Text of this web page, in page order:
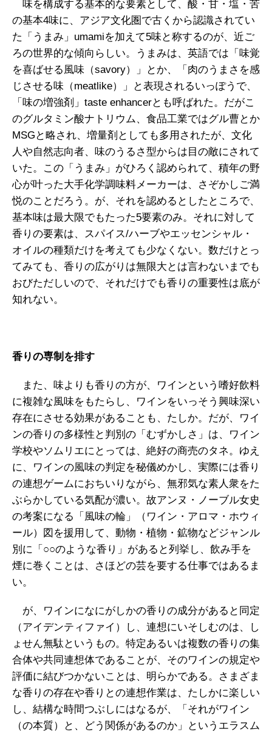
味を構成する基本的な要素として、酸・甘・塩・苦
の基本4味に、アジア文化圏で古くから認識されてい
た「うまみ」umamiを加えて5味と称するのが、近ご
ろの世界的な傾向らしい。うまみは、英語では「味覚
を喜ばせる風味（savory）」とか、「肉のうまさを感
じさせる味（meatlike）」と表現されるいっぽうで、
「味の増強剤」taste enhancerとも呼ばれた。だがこ
のグルタミン酸ナトリウム、食品工業ではグル曹とか
MSGと略され、増量剤としても多用されたが、文化
人や自然志向者、味のうるさ型からは目の敵にされて
いた。この「うまみ」がひろく認められて、積年の野
心が叶った大手化学調味料メーカーは、さぞかしご満
悦のことだろう。が、それを認めるとしたところで、
基本味は最大限でもたった5要素のみ。それに対して
香りの要素は、スパイス/ハーブやエッセンシャル・
オイルの種類だけを考えても少なくない。数だけとっ
てみても、香りの広がりは無限大とは言わないまでも
おびただしいので、それだけでも香りの重要性は底が
知れない。
香りの専制を排す
また、味よりも香りの方が、ワインという嗜好飲料
に複雑な風味をもたらし、ワインをいっそう興味深い
存在にさせる効果があることも、たしか。だが、ワイ
ンの香りの多様性と判別の「むずかしさ」は、ワイン
学校やソムリエにとっては、絶好の商売のタネ。ゆえ
に、ワインの風味の判定を秘儀めかし、実際には香り
の連想ゲームにおちいりながら、無邪気な素人衆をた
ぶらかしている気配が濃い。故アンヌ・ノーブル女史
の考案になる「風味の輪」（ワイン・アロマ・ホウィ
ール）図を援用して、動物・植物・鉱物などジャンル
別に「○○のような香り」があると列挙し、飲み手を
煙に巻くことは、さほどの芸を要する仕事ではあるま
い。
が、ワインになにがしかの香りの成分があると同定
（アイデンティファイ）し、連想にいそしむのは、し
ょせん無駄というもの。特定あるいは複数の香りの集
合体や共同連想体であることが、そのワインの規定や
評価に結びつかないことは、明らかである。さまざま
な香りの存在や香りとの連想作業は、たしかに楽しい
し、結構な時間つぶしにはなるが、「それがワイン
（の本質）と、どう関係があるのか」というエラスム